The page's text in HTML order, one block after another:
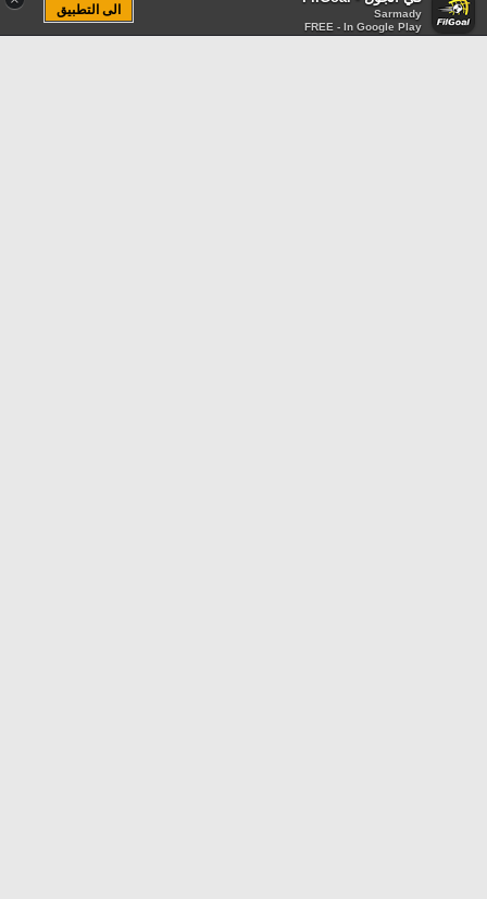
Sarmady
FREE - In Google Play
الى التطبيق